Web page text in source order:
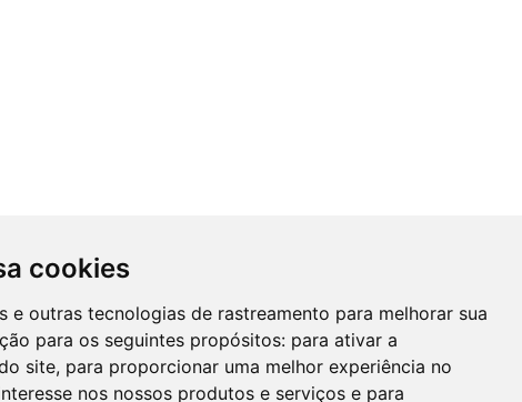
cookies
e outras tecnologias de rastreamento para melhorar sua
para os seguintes propósitos: para ativar a
site, para proporcionar uma melhor experiência no
nos nossos produtos e serviços e para